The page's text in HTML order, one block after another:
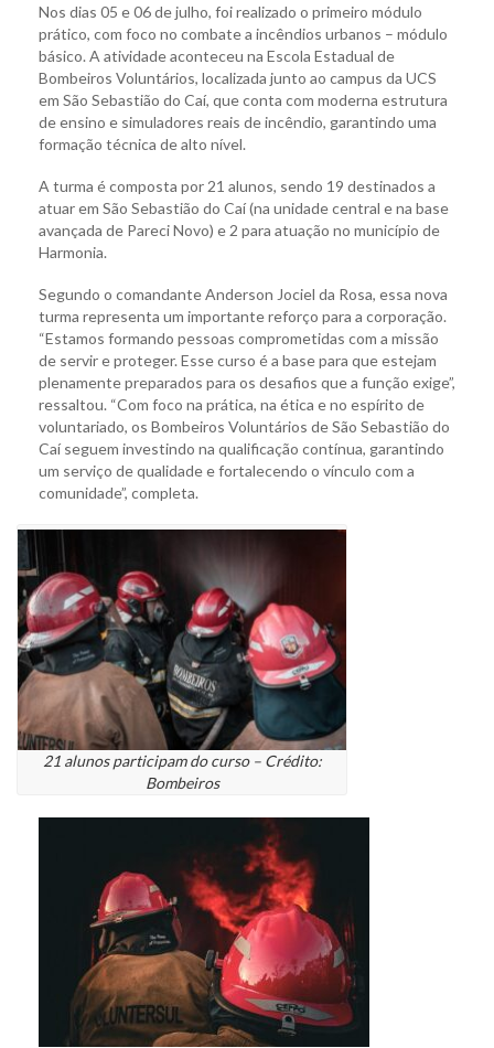
Nos dias 05 e 06 de julho, foi realizado o primeiro módulo
prático, com foco no combate a incêndios urbanos – módulo
básico. A atividade aconteceu na Escola Estadual de
Bombeiros Voluntários, localizada junto ao campus da UCS
em São Sebastião do Caí, que conta com moderna estrutura
de ensino e simuladores reais de incêndio, garantindo uma
formação técnica de alto nível.
A turma é composta por 21 alunos, sendo 19 destinados a
atuar em São Sebastião do Caí (na unidade central e na base
avançada de Pareci Novo) e 2 para atuação no município de
Harmonia.
Segundo o comandante Anderson Jociel da Rosa, essa nova
turma representa um importante reforço para a corporação.
“Estamos formando pessoas comprometidas com a missão
de servir e proteger. Esse curso é a base para que estejam
plenamente preparados para os desafios que a função exige”,
ressaltou. “Com foco na prática, na ética e no espírito de
voluntariado, os Bombeiros Voluntários de São Sebastião do
Caí seguem investindo na qualificação contínua, garantindo
um serviço de qualidade e fortalecendo o vínculo com a
comunidade”, completa.
21 alunos participam do curso – Crédito:
Bombeiros